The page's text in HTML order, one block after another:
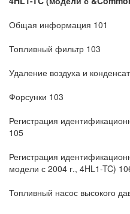
Общая информация 101
Топливный фильтр 103
Удаление воздуха и
Форсунки 103
Регистрация
105
Регистрация
модели с 2004 г., 4HL1-TC)
Топливный насос высокого